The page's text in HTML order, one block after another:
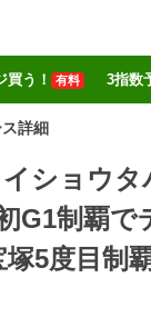
買う！ 有料 3指数
詳細
イショウ
G1制覇で
5度目制